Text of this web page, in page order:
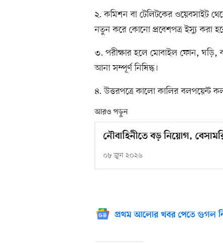
২. কমিশন বা টেলিটকের ওয়েবসাইট
নতুন করে কোনো প্রবেশপত্র ইস্যু করা
৩. পরীক্ষার হলে মোবাইল ফোন, ঘড়ি,
আনা সম্পূর্ণ নিষিদ্ধ।
৪. উত্তরপত্রে কালো কালির বলপয়েন্ট
আরও পড়ুন
নৌবাহিনীতে বড় নিয়োগ,
০৮ জুন ২০২৬
প্রথম আলোর খবর পেতে গুগল